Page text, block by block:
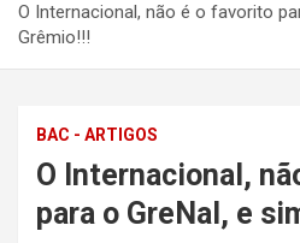
O Internacional, não é o favorito
Grêmio!!!
BAC - ARTIGOS
O Internacional,
para o GreNal, e